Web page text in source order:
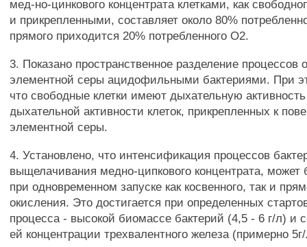
мед-но-цинкового концентрата клетками, как
и прикрепленными, составляет около 80%
прямого приходится 20% потребленного О2.
3. Показано пространственное разделение процессов
элементной серы ацидофильными бактериями. При
что свободные клетки имеют дыхательную
дыхательной активности клеток, прикрепленных к
элементной серы.
4. Установлено, что интенсификация процессов
выщелачивания медно-ципкового концентрата, может
при одновременном запуске как косвенного, так и
окисления. Это достигается при определенных
процесса - высокой биомассе бактерий (4,5 - 6 г/л) и
ей концентрации трехвалентного железа (примерно